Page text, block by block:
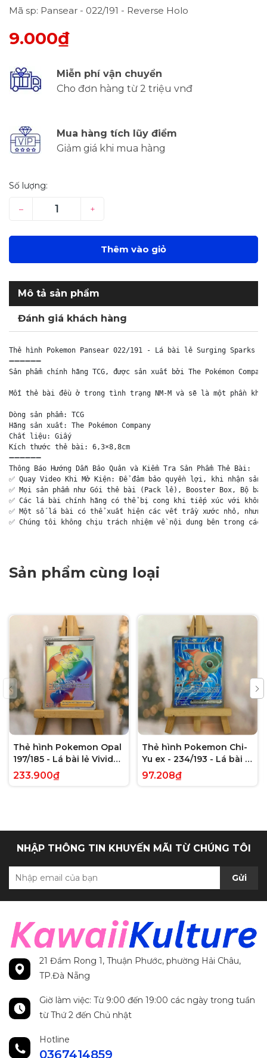
Mã sp: Pansear - 022/191 - Reverse Holo
9.000₫
Miễn phí vận chuyển
Cho đơn hàng từ 2 triệu vnđ
Mua hàng tích lũy điểm
Giảm giá khi mua hàng
Số lượng:
– +
Thêm vào giỏ
Mô tả sản phẩm
Đánh giá khách hàng
Thẻ hình Pokemon Pansear 022/191 - Lá bài lẻ Surging Sparks
➖➖➖➖➖➖
Sản phẩm chính hãng TCG, được sản xuất bởi The Pokémon
Mỗi thẻ bài đều ở trong tình trạng NM-M và sẽ là một phần
Dòng sản phẩm: TCG
Hãng sản xuất: The Pokémon Company
Chất liệu: Giấy
Kích thước thẻ bài: 6,3×8,8cm
➖➖➖➖➖➖
Thông Báo Hướng Dẫn Bảo Quản và Kiểm Tra Sản Phẩm Thẻ Bài:
✅ Quay Video Khi Mở Kiện: Để đảm bảo quyền lợi, khi nhận
✅ Mọi sản phẩm như Gói thẻ bài (Pack lẻ), Booster Box, Bộ
✅ Các lá bài chính hãng có thể bị cong khi tiếp xúc với
✅ Một số lá bài có thể xuất hiện các vết trầy xước nhỏ,
✅ Chúng tôi không chịu trách nhiệm về nội dung bên trong
Sản phẩm cùng loại
Thẻ hình Pokemon Opal
197/185 - Lá bài lẻ Vivid
Voltage Hyper Rare tiếng
Anh chính hãng
233.900₫
Thẻ hình Pokemon Chi-
Yu ex - 234/193 - Lá bài lẻ
Paldea Evolved Full Art
Secret Rare tiếng Anh
97.208₫
NHẬP THÔNG TIN KHUYẾN MÃI TỪ CHÚNG TÔI
Gửi
21 Đầm Rong 1, Thuận Phước, phường Hải Châu,
TP.Đà Nẵng
Giờ làm việc: Từ 9:00 đến 19:00 các ngày trong tuần
từ Thứ 2 đến Chủ nhật
Hotline
0367414859